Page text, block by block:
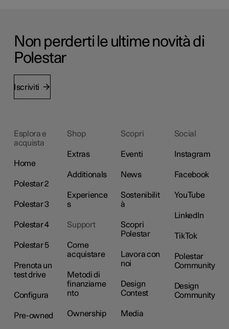
Non perderti le ultime novità di
Polestar
Iscriviti
Esplora e
acquista
Home
Polestar 2
Polestar 3
Polestar 4
Polestar 5
Prenota un
test drive
Configura
Pre-owned
Shop
Extras
Additionals
Experience
s
Support
Come
acquistare
Metodi di
finanziame
nto
Ownership
Scopri
Eventi
News
Sostenibilit
à
Scopri
Polestar
Lavora con
noi
Design
Contest
Media
Social
Instagram
Facebook
YouTube
LinkedIn
TikTok
Polestar
Community
Design
Community